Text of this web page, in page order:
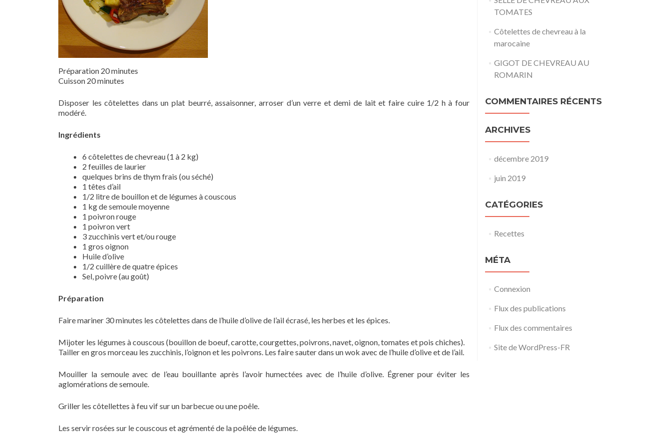
Préparation 20 minutes
Cuisson 20 minutes
Disposer les côtelettes dans un plat beurré, assaisonner, arroser d’un verre et demi de lait et faire cuire 1/2 h à four
modéré.
Ingrédients
6 côtelettes de chevreau (1 à 2 kg)
2 feuilles de laurier
quelques brins de thym frais (ou séché)
1 têtes d’ail
1/2 litre de bouillon et de légumes à couscous
1 kg de semoule moyenne
1 poivron rouge
1 poivron vert
3 zucchinis vert et/ou rouge
1 gros oignon
Huile d’olive
1/2 cuillère de quatre épices
Sel, poivre (au goût)
Préparation
Faire mariner 30 minutes les côtelettes dans de l’huile d’olive de l’ail écrasé, les herbes et les épices.
Mijoter les légumes à couscous (bouillon de boeuf, carotte, courgettes, poivrons, navet, oignon, tomates et pois chiches).
Tailler en gros morceau les zucchinis, l’oignon et les poivrons. Les faire sauter dans un wok avec de l’huile d’olive et de l’ail.
Mouiller la semoule avec de l’eau bouillante après l’avoir humectées avec de l’huile d’olive. Égrener pour éviter les
aglomérations de semoule.
Griller les côtellettes à feu vif sur un barbecue ou une poêle.
Les servir rosées sur le couscous et agrémenté de la poêlée de légumes.
TOMATES
Côtelettes de chevreau à la
marocaine
GIGOT DE CHEVREAU AU
ROMARIN
COMMENTAIRES RÉCENTS
ARCHIVES
décembre 2019
juin 2019
CATÉGORIES
Recettes
MÉTA
Connexion
Flux des publications
Flux des commentaires
Site de WordPress-FR